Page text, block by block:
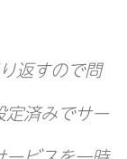
返すので問
定済みでサー